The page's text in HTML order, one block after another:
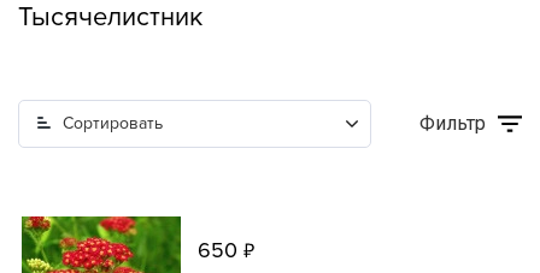
Тысячелистник
Сортировать Фильтр
650